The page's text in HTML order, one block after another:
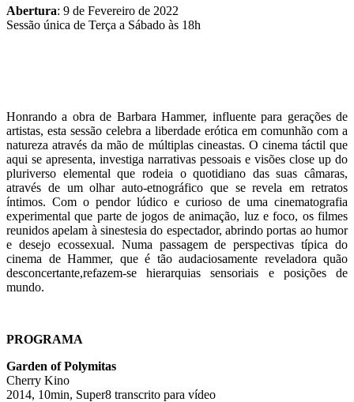
Abertura: 9 de Fevereiro de 2022
Sessão única de Terça a Sábado às 18h
Honrando a obra de Barbara Hammer, influente para gerações de
artistas, esta sessão celebra a liberdade erótica em comunhão com a
natureza através da mão de múltiplas cineastas. O cinema táctil que
aqui se apresenta, investiga narrativas pessoais e visões close up do
pluriverso elemental que rodeia o quotidiano das suas câmaras,
através de um olhar auto-etnográfico que se revela em retratos
íntimos. Com o pendor lúdico e curioso de uma cinematografia
experimental que parte de jogos de animação, luz e foco, os filmes
reunidos apelam à sinestesia do espectador, abrindo portas ao humor
e desejo ecossexual. Numa passagem de perspectivas típica do
cinema de Hammer, que é tão audaciosamente reveladora quão
desconcertante,refazem-se hierarquias sensoriais e posições de
mundo.
PROGRAMA
Garden of Polymitas
Cherry Kino
2014, 10min, Super8 transcrito para vídeo